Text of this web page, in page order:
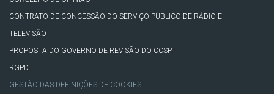
CONTRATO DE CONCESSÃO DO SERVIÇO PÚBLICO DE RÁDIO E
TELEVISÃO
PROPOSTA DO GOVERNO DE REVISÃO DO CCSP
RGPD
GESTÃO DAS DEFINIÇÕES DE COOKIES